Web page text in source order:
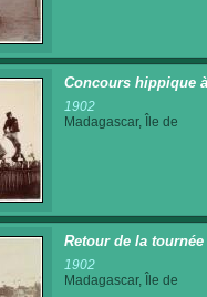
Concours hippique
1902
Madagascar, Île de
Retour de la tournée
1902
Madagascar, Île de